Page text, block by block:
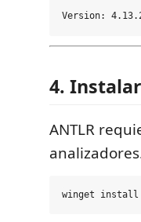
4. Instalar
ANTLR